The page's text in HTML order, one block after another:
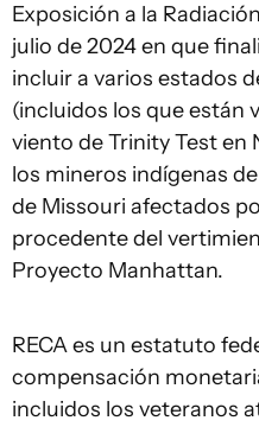
Exposición a la
julio de 2024 en que
incluir a varios estados
(incluidos los que están
viento de Trinity Test en
los mineros indígenas
de Missouri afectados
procedente del
Proyecto Manhattan.
RECA es un estatuto
compensación
incluidos los veteranos